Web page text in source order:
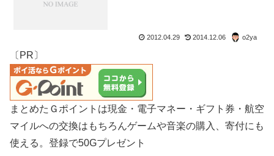
2012.04.29 2014.12.06 o2ya
〔PR〕
まとめたＧポイントは現金・電子マネー・ギフト券・航空
マイルへの交換はもちろんゲームや音楽の購入、寄付にも
使える。登録で50Gプレゼント